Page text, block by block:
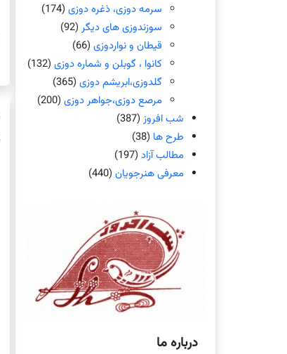
سرمه دوزی، ذغره دوزی (174)
سوزندوزی های دیگر (92)
قیطان و نواردوزی (66)
کانوا ، گوبلن و شماره دوزی (132)
گلدوزی،ابریشم دوزی (365)
مرصع دوزی،جواهر دوزی (200)
شب افروز (387)
طرح ها (38)
مطالب آزاد (197)
معرفی هنرجویان (440)
درباره ما